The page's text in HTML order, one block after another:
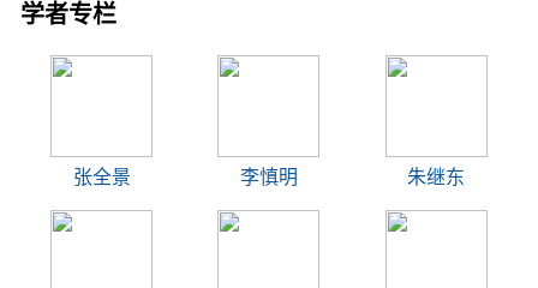
学者专栏
张全景 李慎明 朱继东